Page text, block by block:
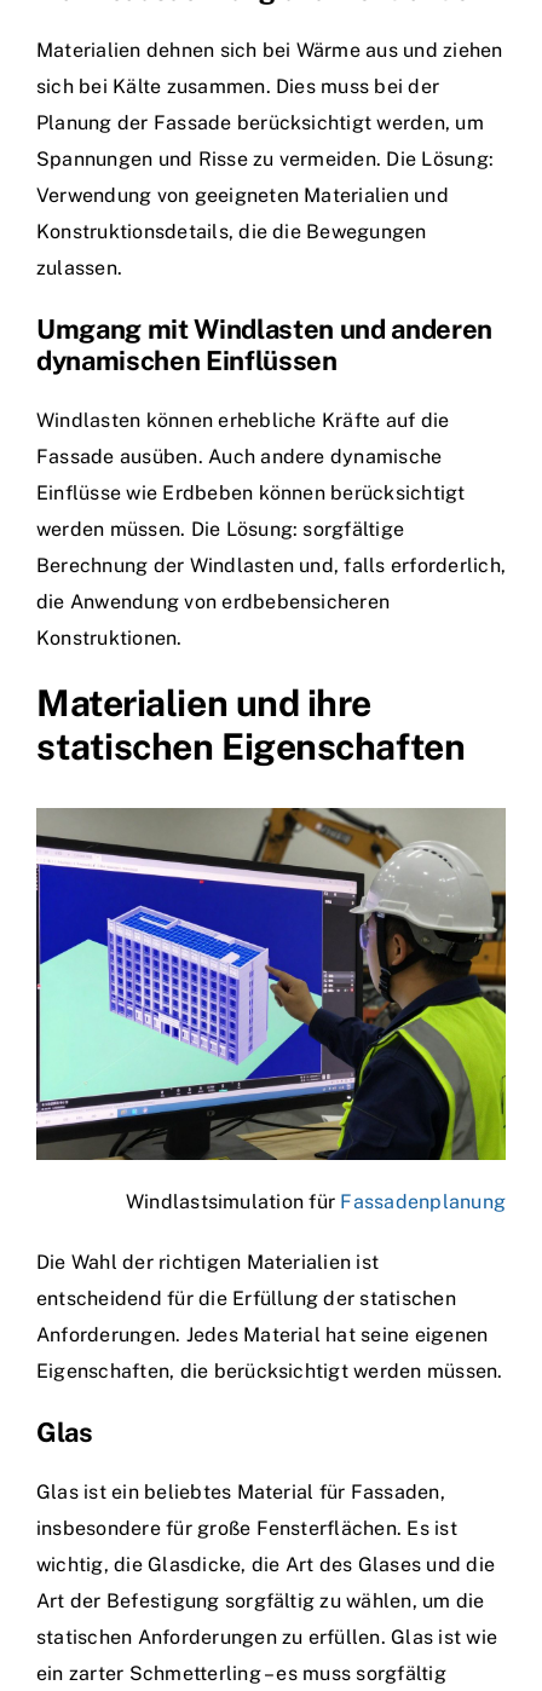
Materialien dehnen sich bei Wärme aus und ziehen
sich bei Kälte zusammen. Dies muss bei der
Planung der Fassade berücksichtigt werden, um
Spannungen und Risse zu vermeiden. Die Lösung:
Verwendung von geeigneten Materialien und
Konstruktionsdetails, die die Bewegungen
zulassen.
Umgang mit Windlasten und anderen
dynamischen Einflüssen
Windlasten können erhebliche Kräfte auf die
Fassade ausüben. Auch andere dynamische
Einflüsse wie Erdbeben können berücksichtigt
werden müssen. Die Lösung: sorgfältige
Berechnung der Windlasten und, falls erforderlich,
die Anwendung von erdbebensicheren
Konstruktionen.
Materialien und ihre
statischen Eigenschaften
Windlastsimulation für Fassadenplanung
Die Wahl der richtigen Materialien ist
entscheidend für die Erfüllung der statischen
Anforderungen. Jedes Material hat seine eigenen
Eigenschaften, die berücksichtigt werden müssen.
Glas
Glas ist ein beliebtes Material für Fassaden,
insbesondere für große Fensterflächen. Es ist
wichtig, die Glasdicke, die Art des Glases und die
Art der Befestigung sorgfältig zu wählen, um die
statischen Anforderungen zu erfüllen. Glas ist wie
ein zarter Schmetterling – es muss sorgfältig